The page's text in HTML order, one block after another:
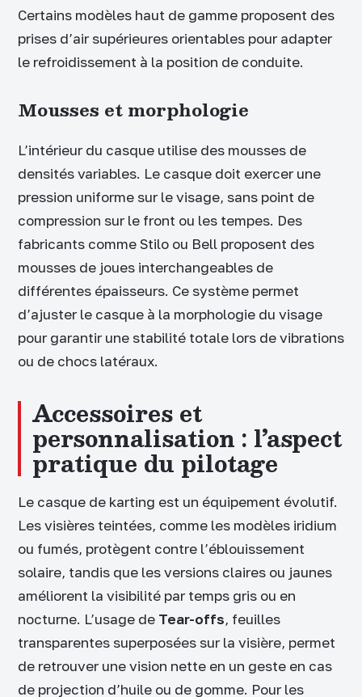
Certains modèles haut de gamme proposent des
prises d’air supérieures orientables pour adapter
le refroidissement à la position de conduite.
Mousses et morphologie
L’intérieur du casque utilise des mousses de
densités variables. Le casque doit exercer une
pression uniforme sur le visage, sans point de
compression sur le front ou les tempes. Des
fabricants comme Stilo ou Bell proposent des
mousses de joues interchangeables de
différentes épaisseurs. Ce système permet
d’ajuster le casque à la morphologie du visage
pour garantir une stabilité totale lors de vibrations
ou de chocs latéraux.
Accessoires et
personnalisation : l’aspect
pratique du pilotage
Le casque de karting est un équipement évolutif.
Les visières teintées, comme les modèles iridium
ou fumés, protègent contre l’éblouissement
solaire, tandis que les versions claires ou jaunes
améliorent la visibilité par temps gris ou en
nocturne. L’usage de Tear-offs, feuilles
transparentes superposées sur la visière, permet
de retrouver une vision nette en un geste en cas
de projection d’huile ou de gomme. Pour les